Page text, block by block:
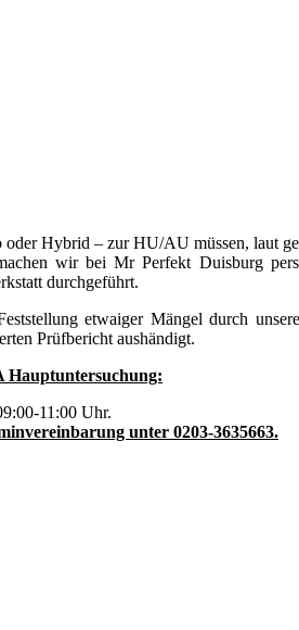
Hybrid – zur HU/AU müssen, laut
wir bei Mr Perfekt Duisburg
durchgeführt.
etwaiger Mängel durch
Prüfbericht aushändigt.
Hauptuntersuchung:
11:00 Uhr.
unter 0203-3635663.